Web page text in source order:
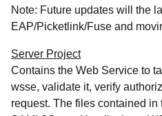
Note: Future updates will the
EAP/Picketlink/Fuse and
Server Project
Contains the Web Service to
wsse, validate it, verify
request. The files contained in